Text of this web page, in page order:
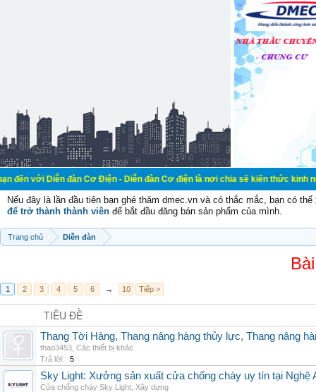
đàn Cơ Điện - Diễn đàn Cơ điện là nơi chia sẽ kiến thức kinh nghiệm
Nếu đây là lần đầu tiên bạn ghé thăm dmec.vn và có thắc mắc, bạn có
để trở thành thành viên để bắt đầu đăng bán sản phẩm của mình.
Trang chủ Diễn đàn
1 2 3 4 5 6 → 10 Tiếp >
TIÊU ĐỀ
Thang Tời Hàng, Thang nâng hàng thủy lực, Thang nâng
thao3453 Các thiết bị khác
Trả lời:
5
Sky Light: Xưởng sản xuất cửa chống cháy uy tín tại Nghệ
Cửa chống cháy Sky Light Xây dựng